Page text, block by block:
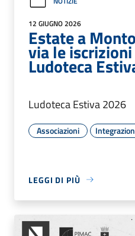
12 GIUGNO 2026
Estate a
via le
Ludoteca
Ludoteca Estiva 2026
Associazioni
LEGGI DI PIÙ